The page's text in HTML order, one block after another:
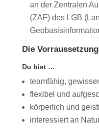
an der Zentralen
(ZAF) des LGB
Die
Du bist …
teamfähig,
flexibel und
körperlich und
interessiert an